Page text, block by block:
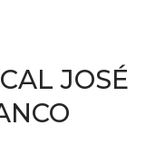
JOSÉ